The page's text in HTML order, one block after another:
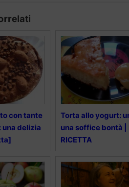
con tante
una delizia
Torta allo yogurt:
una soffice bontà |
RICETTA